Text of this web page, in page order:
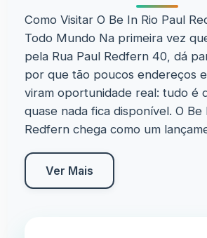
Como Visitar O Be In Rio Paul
Todo Mundo Na primeira vez
pela Rua Paul Redfern 40, dá
por que tão poucos endereços
viram oportunidade real: tudo é
quase nada fica disponível. O Be
Redfern chega como um
Ver Mais